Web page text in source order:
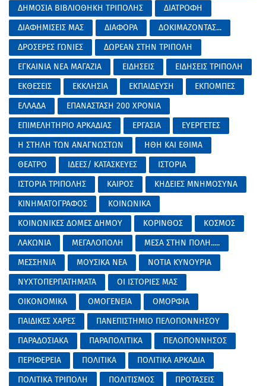
ΔΗΜΟΣΙΑ ΒΙΒΛΙΟΘΗΚΗ ΤΡΙΠΟΛΗΣ
ΔΙΑΤΡΟΦΗ
ΔΙΑΦΗΜΙΣΕΙΣ ΜΑΣ
ΔΙΑΦΟΡΑ
ΔΟΚΙΜΑΖΟΝΤΑΣ...
ΔΡΟΣΕΡΕΣ ΓΩΝΙΕΣ
ΔΩΡΕΑΝ ΣΤΗΝ ΤΡΙΠΟΛΗ
ΕΓΚΑΙΝΙΑ ΝΕΑ ΜΑΓΑΖΙΑ
ΕΙΔΗΣΕΙΣ
ΕΙΔΗΣΕΙΣ ΤΡΙΠΟΛΗ
ΕΚΘΕΣΕΙΣ
ΕΚΚΛΗΣΙΑ ΕΚΠΑΙΔΕΥΣΗ
ΕΚΠΟΜΠΕΣ
ΕΛΛΑΔΑ
ΕΠΑΝΑΣΤΑΣΗ 200 ΧΡΟΝΙΑ
ΕΠΙΜΕΛΗΤΗΡΙΟ ΑΡΚΑΔΙΑΣ
ΕΡΓΑΣΙΑ
ΕΥΕΡΓΕΤΕΣ
Η ΣΤΗΛΗ ΤΩΝ ΑΝΑΓΝΩΣΤΩΝ
ΗΘΗ ΚΑΙ ΕΘΙΜΑ
ΘΕΑΤΡΟ
ΙΔΕΕΣ/ ΚΑΤΑΣΚΕΥΕΣ
ΙΣΤΟΡΙΑ
ΙΣΤΟΡΙΑ ΤΡΙΠΟΛΗΣ
ΚΑΙΡΟΣ
ΚΗΔΕΙΕΣ ΜΝΗΜΟΣΥΝΑ
ΚΙΝΗΜΑΤΟΓΡΑΦΟΣ
ΚΟΙΝΩΝΙΚΑ
ΚΟΙΝΩΝΙΚΕΣ ΔΟΜΕΣ ΔΗΜΟΥ
ΚΟΡΙΝΘΟΣ
ΚΟΣΜΟΣ
ΛΑΚΩΝΙΑ
ΜΕΓΑΛΟΠΟΛΗ
ΜΕΣΑ ΣΤΗΝ ΠΟΛΗ.....
ΜΕΣΣΗΝΙΑ
ΜΟΥΣΙΚΑ ΝΕΑ
ΝΟΤΙΑ ΚΥΝΟΥΡΙΑ
ΝΥΧΤΟΠΕΡΠΑΤΗΜΑΤΑ
ΟΙ ΙΣΤΟΡΙΕΣ ΜΑΣ
ΟΙΚΟΝΟΜΙΚΑ
ΟΜΟΓΕΝΕΙΑ
ΟΜΟΡΦΙΑ
ΠΑΙΔΙΚΕΣ ΧΑΡΕΣ
ΠΑΝΕΠΙΣΤΗΜΙΟ ΠΕΛΟΠΟΝΝΗΣΟΥ
ΠΑΡΑΔΟΣΙΑΚΑ
ΠΑΡΑΠΟΛΙΤΙΚΑ
ΠΕΛΟΠΟΝΝΗΣΟΣ
ΠΕΡΙΦΕΡΕΙΑ
ΠΟΛΙΤΙΚΑ
ΠΟΛΙΤΙΚΑ ΑΡΚΑΔΙΑ
ΠΟΛΙΤΙΚΑ ΤΡΙΠΟΛΗ
ΠΟΛΙΤΙΣΜΟΣ
ΠΡΟΤΑΣΕΙΣ